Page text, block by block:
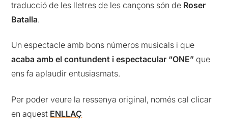
traducció de les lletres de les cançons són de Roser
Batalla.
Un espectacle amb bons números musicals i que
acaba amb el contundent i espectacular “ONE” que
ens fa aplaudir entusiasmats.
Per poder veure la ressenya original, només cal clicar
en aquest ENLLAÇ